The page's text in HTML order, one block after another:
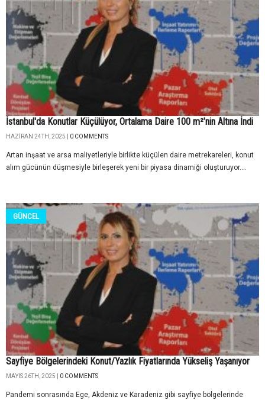
İstanbul'da Konutlar Küçülüyor, Ortalama Daire 100 m²’nin Altına İndi
HAZIRAN 24TH, 2025 | 0 COMMENTS
Artan inşaat ve arsa maliyetleriyle birlikte küçülen daire metrekareleri, konut
alım gücünün düşmesiyle birleşerek yeni bir piyasa dinamiği oluşturuyor....
GÜNCEL
Sayfiye Bölgelerindeki Konut/Yazlık Fiyatlarında Yükseliş Yaşanıyor
MAYIS 26TH, 2025 | 0 COMMENTS
Pandemi sonrasında Ege, Akdeniz ve Karadeniz gibi sayfiye bölgelerinde